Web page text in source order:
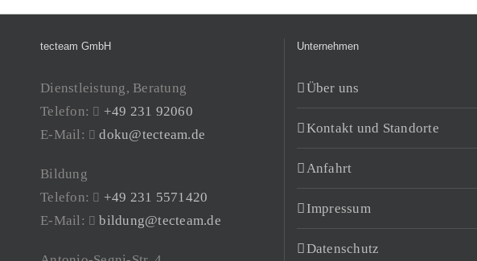
tecteam GmbH
Dienstleistung, Beratung
Telefon:
+49 231 92060
E-Mail:
doku@tecteam.de
Bildung
Telefon:
+49 231 5571420
E-Mail:
bildung@tecteam.de
Unternehmen
Über uns
Kontakt und Standorte
Anfahrt
Impressum
Datenschutz